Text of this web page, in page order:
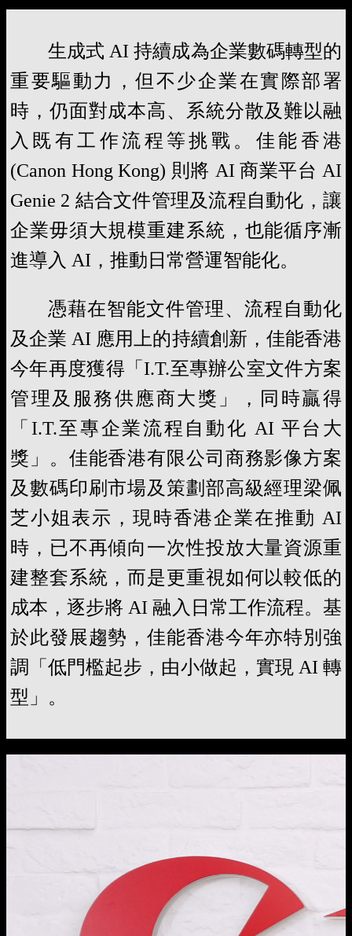
生成式 AI 持續成為企業數碼轉型的
重要驅動力，但不少企業在實際部署
時，仍面對成本高、系統分散及難以融
入既有工作流程等挑戰。佳能香港
(Canon Hong Kong) 則將 AI 商業平台 AI
Genie 2 結合文件管理及流程自動化，讓
企業毋須大規模重建系統，也能循序漸
進導入 AI，推動日常營運智能化。
憑藉在智能文件管理、流程自動化
及企業 AI 應用上的持續創新，佳能香港
今年再度獲得「I.T.至專辦公室文件方案
管理及服務供應商大獎」，同時贏得
「I.T.至專企業流程自動化 AI 平台大
獎」。佳能香港有限公司商務影像方案
及數碼印刷市場及策劃部高級經理梁佩
芝小姐表示，現時香港企業在推動 AI
時，已不再傾向一次性投放大量資源重
建整套系統，而是更重視如何以較低的
成本，逐步將 AI 融入日常工作流程。基
於此發展趨勢，佳能香港今年亦特別強
調「低門檻起步，由小做起，實現 AI 轉
型」。